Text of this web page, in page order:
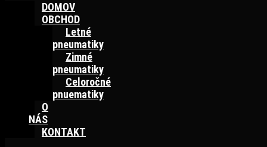
DOMOV
OBCHOD
Letné
pneumatiky
Zimné
pneumatiky
Celoročné
pnuematiky
O
NÁS
KONTAKT